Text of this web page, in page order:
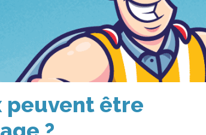
peuvent être